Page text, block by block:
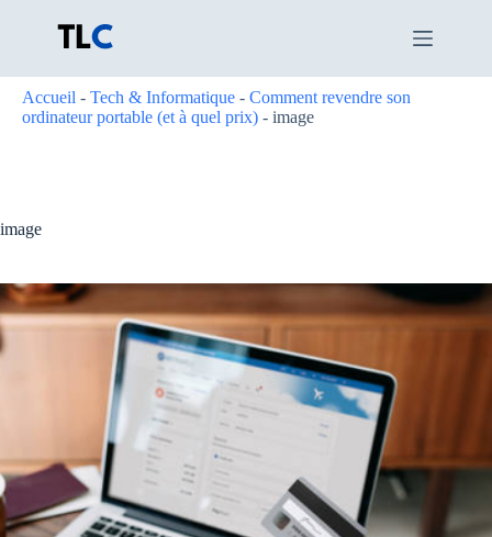
Accueil - Tech & Informatique - Comment revendre son
ordinateur portable (et à quel prix) - image
image